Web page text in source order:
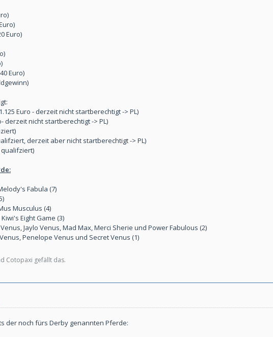
Euro)
Euro)
Euro - derzeit nicht startberechtigt -> PL)
derzeit nicht startberechtigt -> PL)
derzeit aber nicht startberechtigt -> PL)
Fabula (7)
Musculus (4)
Eight Game (3)
Jaylo Venus, Mad Max, Merci Sherie und Power Fabulous (2)
Penelope Venus und Secret Venus (1)
Cotopaxi gefällt das.
der noch fürs Derby genannten Pferde: